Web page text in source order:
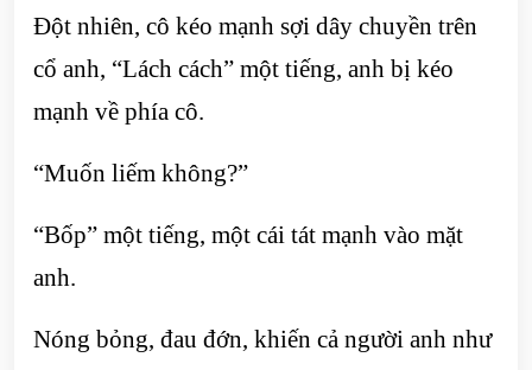
Đột nhiên, cô kéo mạnh sợi dây chuyền trên
cổ anh, “Lách cách” một tiếng, anh bị kéo
mạnh về phía cô.
“Muốn liếm không?”
“Bốp” một tiếng, một cái tát mạnh vào mặt
anh.
Nóng bỏng, đau đớn, khiến cả người anh như